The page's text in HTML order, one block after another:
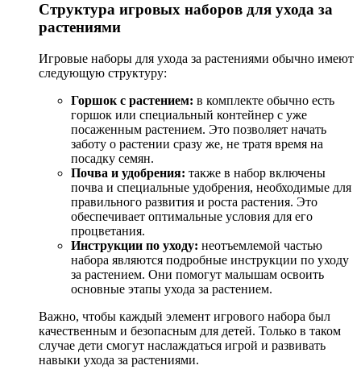
Структура игровых наборов для ухода за
растениями
Игровые наборы для ухода за растениями обычно имеют
следующую структуру:
Горшок с растением: в комплекте обычно есть
горшок или специальный контейнер с уже
посаженным растением. Это позволяет начать
заботу о растении сразу же, не тратя время на
посадку семян.
Почва и удобрения: также в набор включены
почва и специальные удобрения, необходимые для
правильного развития и роста растения. Это
обеспечивает оптимальные условия для его
процветания.
Инструкции по уходу: неотъемлемой частью
набора являются подробные инструкции по уходу
за растением. Они помогут малышам освоить
основные этапы ухода за растением.
Важно, чтобы каждый элемент игрового набора был
качественным и безопасным для детей. Только в таком
случае дети смогут наслаждаться игрой и развивать
навыки ухода за растениями.